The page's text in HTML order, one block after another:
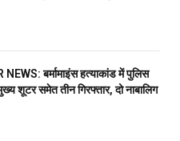
बर्मामाइंस हत्याकांड में पुलिस
शूटर समेत तीन गिरफ्तार, दो नाबालिग